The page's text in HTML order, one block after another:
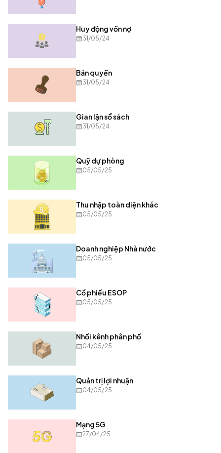
Huy động vốn nợ
31/05/24
Bản quyền
31/05/24
Gian lận sổ sách
31/05/24
Quỹ dự phòng
05/05/25
Thu nhập toàn diện khác
05/05/25
Doanh nghiệp Nhà nước
05/05/25
Cổ phiếu ESOP
05/05/25
Nhồi kênh phân phố
04/05/25
Quản trị lợi nhuận
04/05/25
Mạng 5G
27/04/25